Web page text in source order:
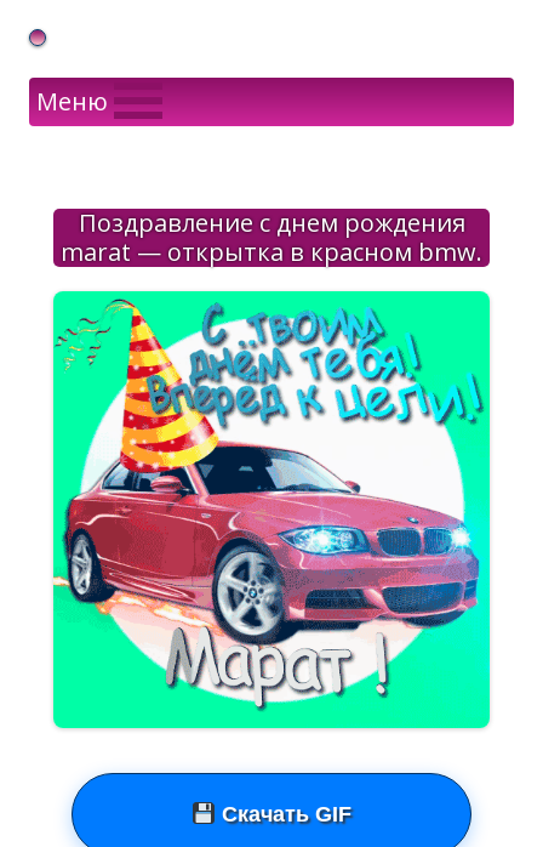
Gif Открытки в подарок
Меню
Поздравление с днем рождения
marat — открытка в красном bmw.
Скачать GIF